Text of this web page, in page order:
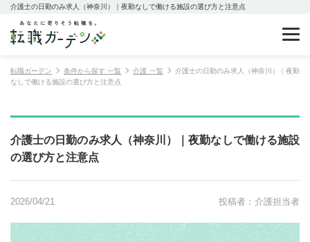
介護士の日勤のみ求人（神奈川）｜夜勤なしで働ける施設の選び方と注意点
転職ガーデン 条件から探す 一覧 介護 一覧
介護士の日勤のみ求人（神奈川）｜夜勤
なしで働ける施設の選び方と注意点
介護士の日勤のみ求人（神奈川）｜夜勤なしで働ける施設
の選び方と注意点
2026/04/21 投稿者：介護担当者